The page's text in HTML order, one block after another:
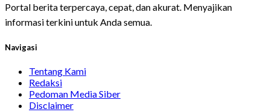
Portal berita terpercaya, cepat, dan akurat. Menyajikan
informasi terkini untuk Anda semua.
Navigasi
Tentang Kami
Redaksi
Pedoman Media Siber
Disclaimer